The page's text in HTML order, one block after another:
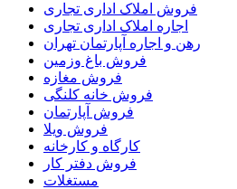
فروش املاک اداری تجاری
اجاره املاک اداری تجاری
رهن و اجاره آپارتمان تهران
فروش باغ وزمین
فروش مغازه
فروش خانه کلنگی
فروش آپارتمان
فروش ویلا
کارگاه و کارخانه
فروش دفتر کار
مستغلات